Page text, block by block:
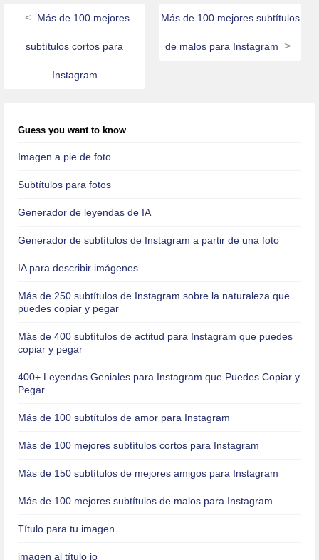
Más de 100 mejores
subtítulos cortos para
Instagram
Más de 100 mejores subtítulos
de malos para Instagram
Guess you want to know
Imagen a pie de foto
Subtítulos para fotos
Generador de leyendas de IA
Generador de subtítulos de Instagram a partir de una foto
IA para describir imágenes
Más de 250 subtítulos de Instagram sobre la naturaleza que
puedes copiar y pegar
Más de 400 subtítulos de actitud para Instagram que puedes
copiar y pegar
400+ Leyendas Geniales para Instagram que Puedes Copiar y
Pegar
Más de 100 subtítulos de amor para Instagram
Más de 100 mejores subtítulos cortos para Instagram
Más de 150 subtítulos de mejores amigos para Instagram
Más de 100 mejores subtítulos de malos para Instagram
Título para tu imagen
imagen al título io